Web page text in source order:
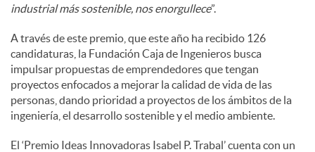
industrial más sostenible, nos enorgullece”.
A través de este premio, que este año ha recibido 126
candidaturas, la Fundación Caja de Ingenieros busca
impulsar propuestas de emprendedores que tengan
proyectos enfocados a mejorar la calidad de vida de las
personas, dando prioridad a proyectos de los ámbitos de la
ingeniería, el desarrollo sostenible y el medio ambiente.
El ‘Premio Ideas Innovadoras Isabel P. Trabal’ cuenta con un